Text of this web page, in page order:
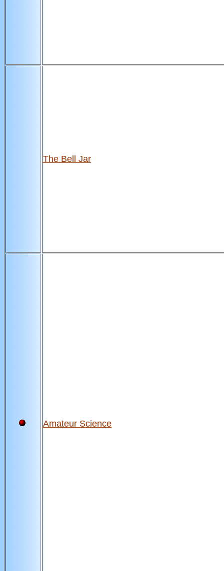
The Bell Jar
Amateur Science